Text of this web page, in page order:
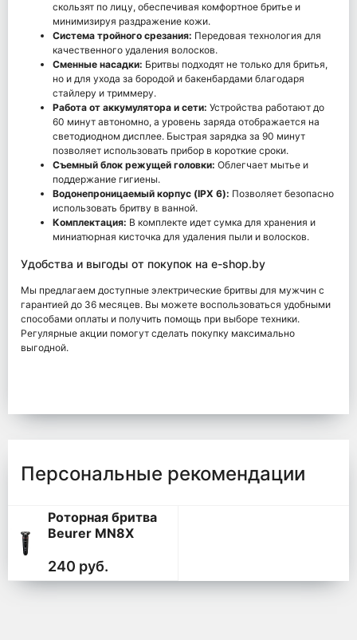
скользят по лицу, обеспечивая комфортное бритье и
минимизируя раздражение кожи.
Система тройного срезания: Передовая технология для
качественного удаления волосков.
Сменные насадки: Бритвы подходят не только для бритья,
но и для ухода за бородой и бакенбардами благодаря
стайлеру и триммеру.
Работа от аккумулятора и сети: Устройства работают до
60 минут автономно, а уровень заряда отображается на
светодиодном дисплее. Быстрая зарядка за 90 минут
позволяет использовать прибор в короткие сроки.
Съемный блок режущей головки: Облегчает мытье и
поддержание гигиены.
Водонепроницаемый корпус (IPX 6): Позволяет безопасно
использовать бритву в ванной.
Комплектация: В комплекте идет сумка для хранения и
миниатюрная кисточка для удаления пыли и волосков.
Удобства и выгоды от покупок на e-shop.by
Мы предлагаем доступные электрические бритвы для мужчин с
гарантией до 36 месяцев. Вы можете воспользоваться удобными
способами оплаты и получить помощь при выборе техники.
Регулярные акции помогут сделать покупку максимально
выгодной.
Персональные рекомендации
Роторная бритва
Beurer MN8X
240 руб.